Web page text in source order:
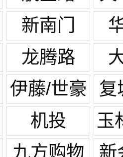
新南门
龙腾路
伊藤/世豪
广场
复
机投
玉
九方购物
新